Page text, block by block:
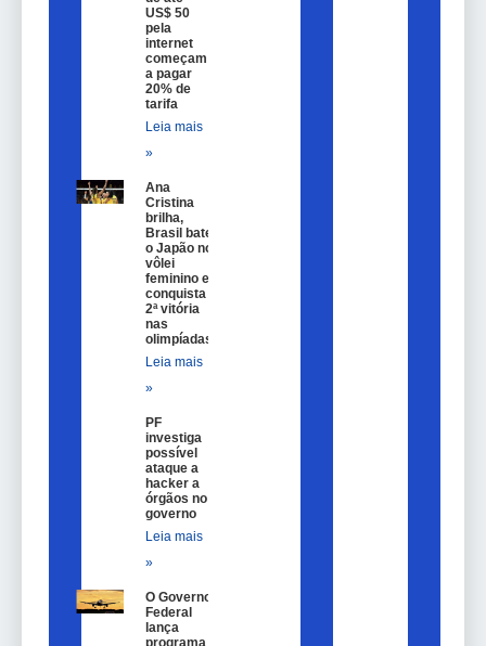
US$ 50
pela
internet
começam
a pagar
20% de
tarifa
Leia mais
»
Ana
Cristina
brilha,
Brasil bate
o Japão no
vôlei
feminino e
conquista
2ª vitória
nas
olimpíadas
Leia mais
»
PF
investiga
possível
ataque a
hacker a
órgãos no
governo
Leia mais
»
O Governo
Federal
lança
programa